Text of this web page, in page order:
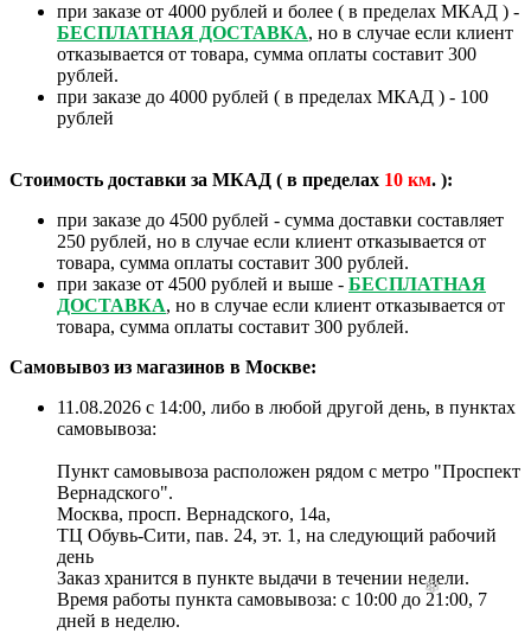
при заказе от 4000 рублей и более ( в пределах МКАД ) -
БЕСПЛАТНАЯ ДОСТАВКА, но в случае если клиент
отказывается от товара, сумма оплаты составит 300
рублей.
при заказе до 4000 рублей ( в пределах МКАД ) - 100
рублей
Стоимость доставки за МКАД ( в пределах 10 км. ):
при заказе до 4500 рублей - сумма доставки составляет
250 рублей, но в случае если клиент отказывается от
товара, сумма оплаты составит 300 рублей.
при заказе от 4500 рублей и выше - БЕСПЛАТНАЯ
ДОСТАВКА, но в случае если клиент отказывается от
товара, сумма оплаты составит 300 рублей.
Самовывоз из магазинов в Москве:
11.08.2026 с 14:00, либо в любой другой день, в пунктах
самовывоза:
Пункт самовывоза расположен рядом с метро "Проспект
Вернадского".
Москва, просп. Вернадского, 14а,
ТЦ Обувь-Сити, пав. 24, эт. 1, на следующий рабочий
день
Заказ хранится в пункте выдачи в течении недели.
Время работы пункта самовывоза: с 10:00 до 21:00, 7
дней в неделю.